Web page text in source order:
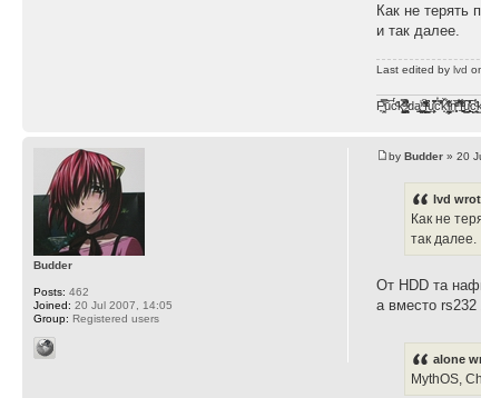
Как не терять
и так далее.
Last edited bylvd
F̞͖̭̿̔ͯu̐̅cͬ̑ͩk̨̤̳͇̮̭̪̠̽̿̓̆ͭͩ ̷̩̰͎̩͓̘̾̀ͬ̊ͭ͛ͅda̝̺͙̬͎̝̾͟ ̰̜̝̯͉̯̖̓̎́ͨ̽ͫ͟f̟͇̭̀ͬͨͭ̐̚u̹̼̹̗̞͑̔͂͐̚cͭ̅̊̆̒̆ǩ̝̩̯́ͥ̔̍̑ḭ͓͍̳̬ͦ̽͂n͍͎͈̈̅ͩͬ
byBudder » 20
lvd
Как не
так далее.
От HDD та
а вместо rs232
alone
MythOS,
Budder
Posts: 462
Joined: 20 Jul 2007, 14:05
Group: Registered users